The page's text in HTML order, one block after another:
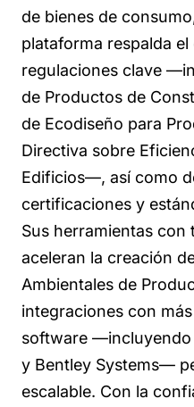
de bienes de
plataforma respalda
regulaciones clave
de Productos de
de Ecodiseño para
Directiva sobre
Edificios—, así como
certificaciones y
Sus herramientas con
aceleran la creación
Ambientales de
integraciones con
software —incluyendo
y Bentley Systems—
escalable. Con la